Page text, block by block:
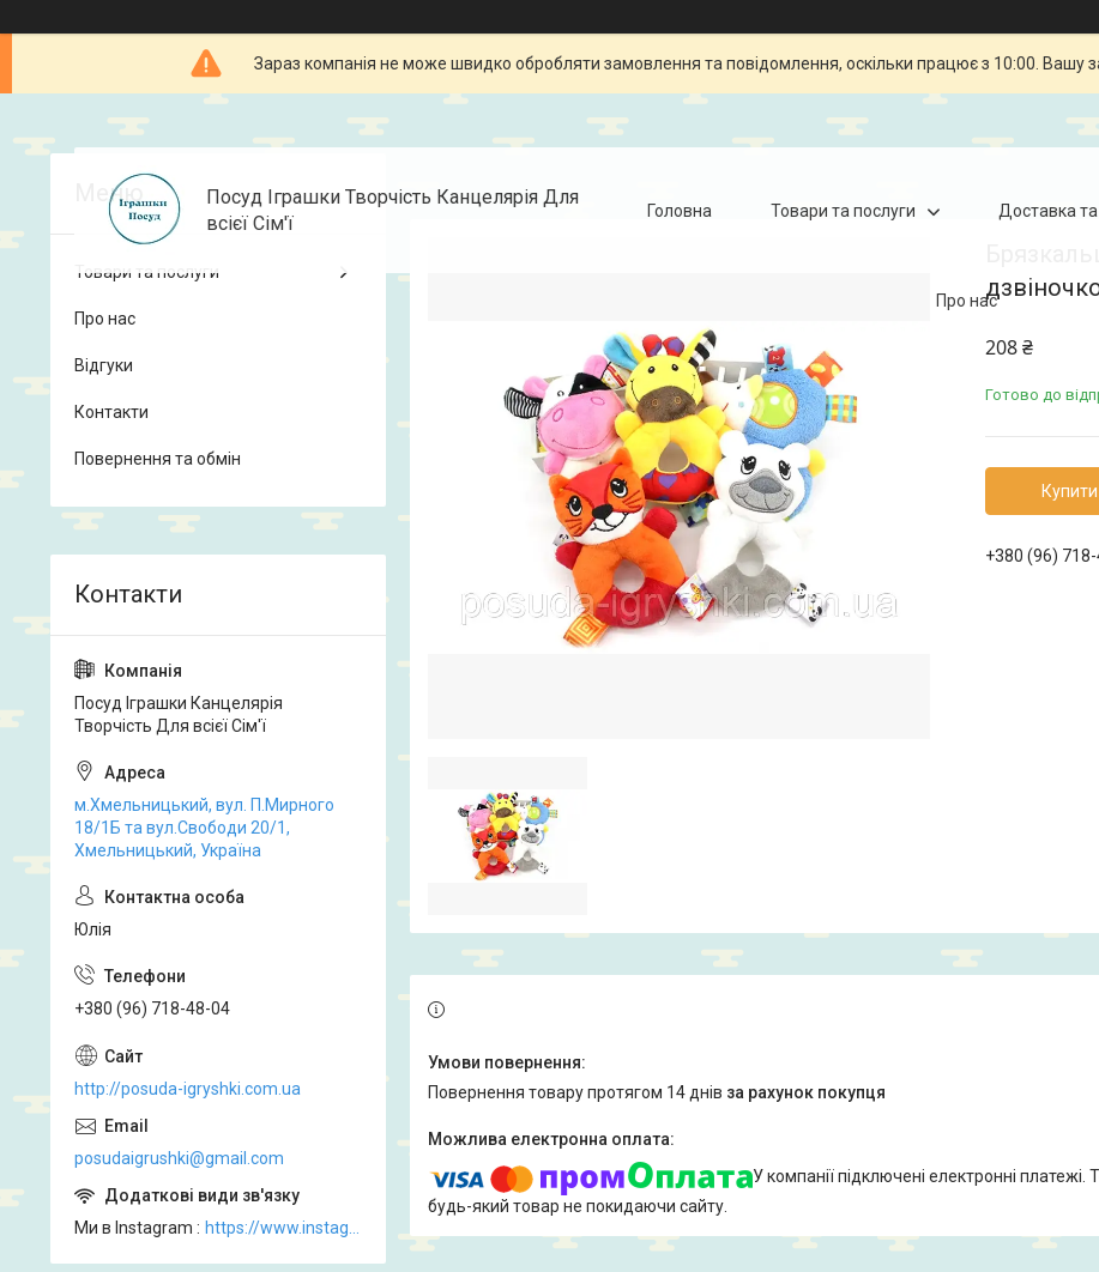
Зараз компанія не може швидко обробляти замовлення та повідомлення, оскільки працює з 10:00. Вашу
Посуд Іграшки Творчість Канцелярія Для
всієї Сім'ї
Головна Товари та послуги Доставка
Про нас
208 ₴
Готово до
Купити
+380 (96)
повернення товару протягом 14 днів за рахунок покупця
У компанії підключені електронні
будь-який товар не покидаючи сайту.
Товари та послуги
Про нас
Відгуки
Контакти
Повернення та обмін
Посуд Іграшки Канцелярія
Творчість Для всієї Сім'ї
м.Хмельницький, вул. П.Мирного
18/1Б та вул.Свободи 20/1,
Хмельницький, Україна
Юлія
+380 (96) 718-48-04
http://posuda-igryshki.com.ua
posudaigrushki@gmail.com
Ми в Instagram